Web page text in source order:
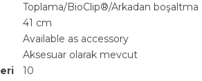
Toplama/BioClip®/Arkadan boşaltma
41 cm
Available as accessory
Aksesuar olarak mevcut
10